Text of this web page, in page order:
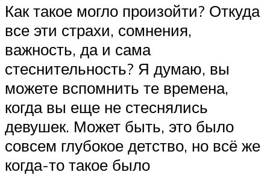
Как такое могло произойти? Откуда
все эти страхи, сомнения,
важность, да и сама
стеснительность? Я думаю, вы
можете вспомнить те времена,
когда вы еще не стеснялись
девушек. Может быть, это было
совсем глубокое детство, но всё же
когда-то такое было